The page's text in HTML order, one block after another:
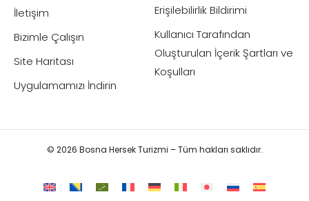
İletişim
Bizimle Çalışın
Site Haritası
Uygulamamızı İndirin
Erişilebilirlik Bildirimi
Kullanıcı Tarafından
Oluşturulan İçerik Şartları ve
Koşulları
© 2026 Bosna Hersek Turizmi – Tüm hakları saklıdır.